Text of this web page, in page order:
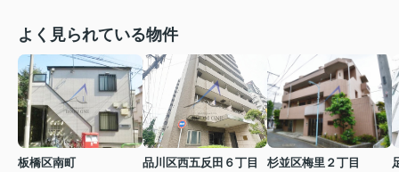
よく見られている物件
板橋区南町
品川区西五反田６丁目
杉並区梅里２丁目